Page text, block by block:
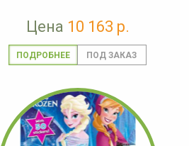
Цена 10 163 р.
ПОДРОБНЕЕ